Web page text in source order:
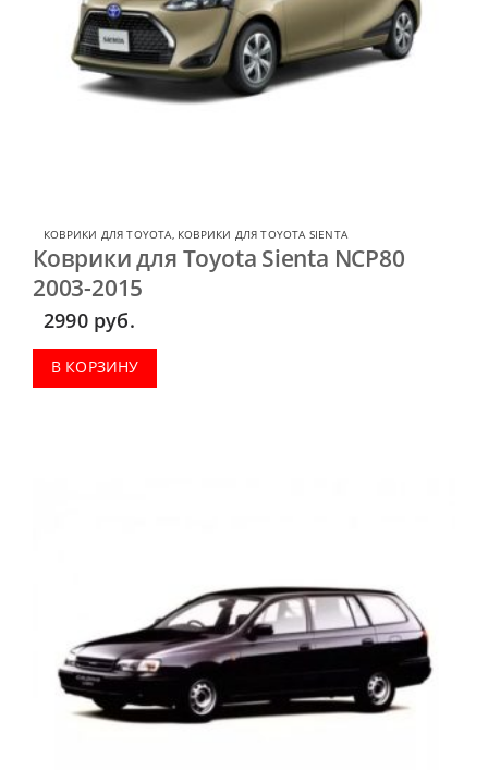
КОВРИКИ ДЛЯ TOYOTA, КОВРИКИ ДЛЯ TOYOTA SIENTA
Коврики для Toyota Sienta NCP80
2003-2015
2990 руб.
В КОРЗИНУ